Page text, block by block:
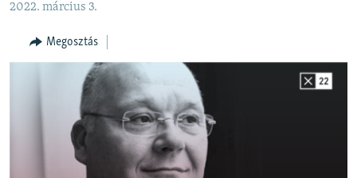
NER15
SZABADON
TÁRSADALOM
DEMOKRÁCIA
A PÉNZ NYOMÁBAN
EURÓPAI UNIÓ
2022. március 3.
Megosztás